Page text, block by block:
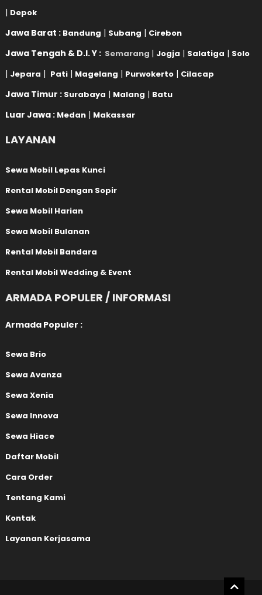
| Depok
Jawa Barat : Bandung | Subang | Cirebon
Jawa Tengah & D.I. Y : Semarang | Jogja | Salatiga | Solo
| Jepara | Pati | Magelang | Purwokerto | Cilacap
Jawa Timur : Surabaya | Malang | Batu
Luar Jawa : Medan | Makassar
LAYANAN
Sewa Mobil Lepas Kunci
Rental Mobil Dengan Sopir
Sewa Mobil Harian
Sewa Mobil Bulanan
Rental Mobil Bandara
Rental Mobil Wedding & Event
ARMADA POPULER / INFORMASI
Armada Populer :
Sewa Brio
Sewa Avanza
Sewa Xenia
Sewa Innova
Sewa Hiace
Daftar Mobil
Cara Order
Tentang Kami
Kontak
Layanan Kerjasama